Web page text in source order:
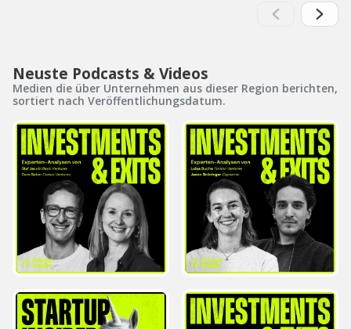
Neuste Podcasts & Videos
Medien die über Unternehmen aus dieser Region berichten,
sortiert nach Veröffentlichungsdatum.